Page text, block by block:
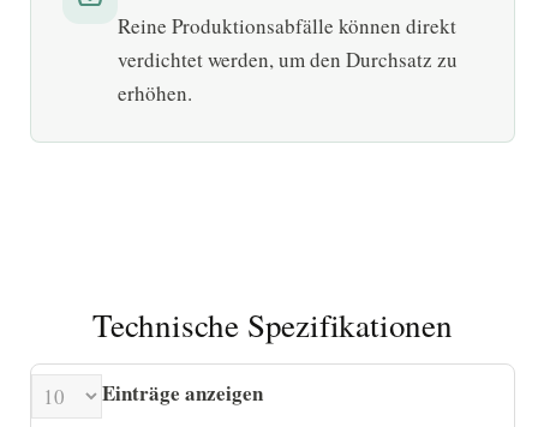
Reine Produktionsabfälle können direkt
verdichtet werden, um den Durchsatz zu
erhöhen.
Technische Spezifikationen
Einträge anzeigen